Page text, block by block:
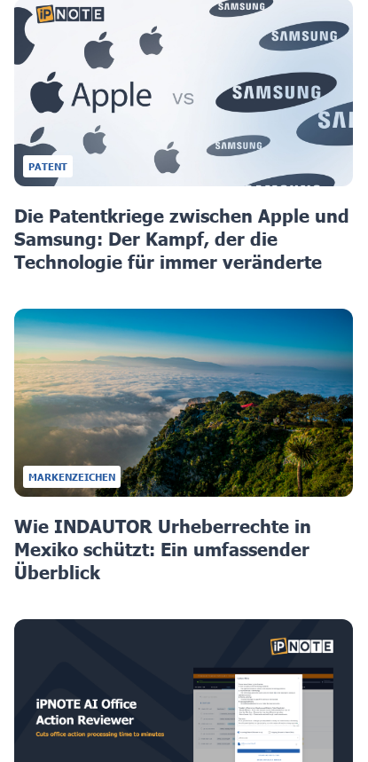
PATENT
Die Patentkriege zwischen Apple und
Samsung: Der Kampf, der die
Technologie für immer veränderte
MARKENZEICHEN
Wie INDAUTOR Urheberrechte in
Mexiko schützt: Ein umfassender
Überblick